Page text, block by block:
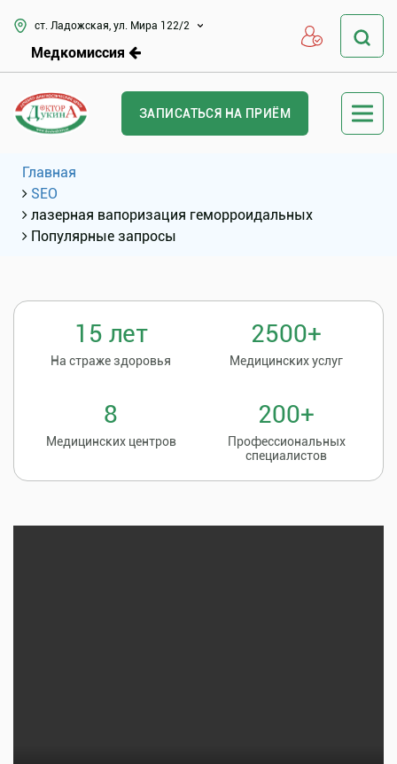
ст. Ладожская, ул. Мира 122/2
Медкомиссия
ЗАПИСАТЬСЯ НА ПРИЁМ
Главная
SEO
лазерная вапоризация геморроидальных
Популярные запросы
15 лет
На страже здоровья
2500+
Медицинских услуг
8
Медицинских центров
200+
Профессиональных
специалистов